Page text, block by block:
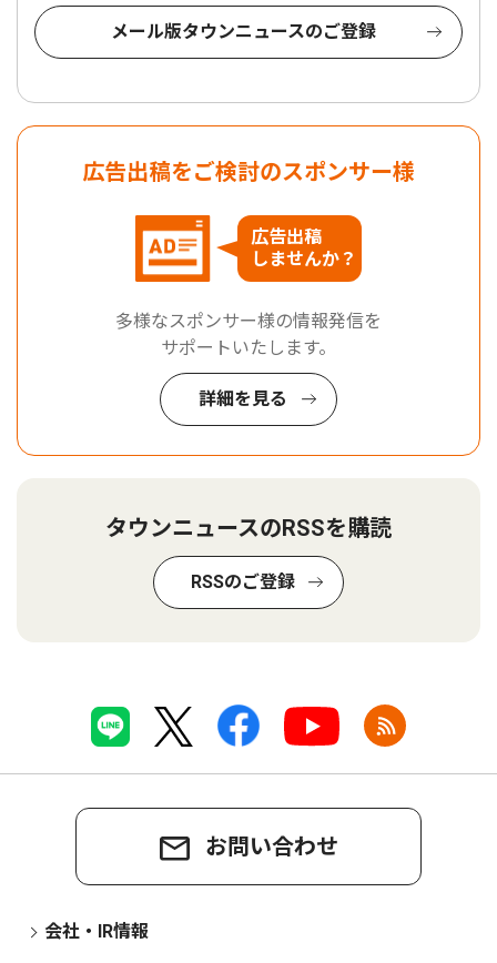
メール版タウンニュースのご登録
広告出稿をご検討のスポンサー様
広告出稿
しませんか？
多様なスポンサー様の情報発信を
サポートいたします。
詳細を見る
タウンニュースのRSSを購読
RSSのご登録
お問い合わせ
会社・IR情報